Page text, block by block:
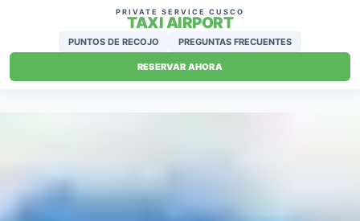
PRIVATE SERVICE CUSCO
TAXI AIRPORT
PUNTOS DE RECOJO PREGUNTAS FRECUENTES
RESERVAR AHORA